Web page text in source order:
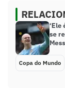
‘Ele
se
Copa do Mundo